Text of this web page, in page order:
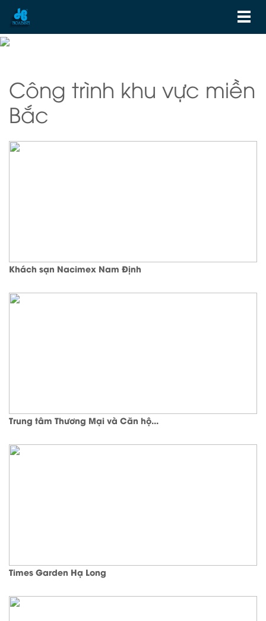
Công trình khu vực miền
Bắc
Khách sạn Nacimex Nam Định
Trung tâm Thương Mại và Căn hộ...
Times Garden Hạ Long